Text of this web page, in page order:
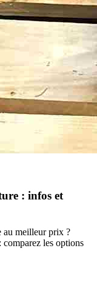
: infos et
au meilleur prix ?
les options